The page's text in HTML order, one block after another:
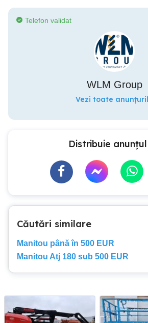
Telefon validat
WLM Group
Vezi toate
Distribuie
Căutări similare
Manitou până în 500 EUR
Manitou Atj 180 sub 500 EUR